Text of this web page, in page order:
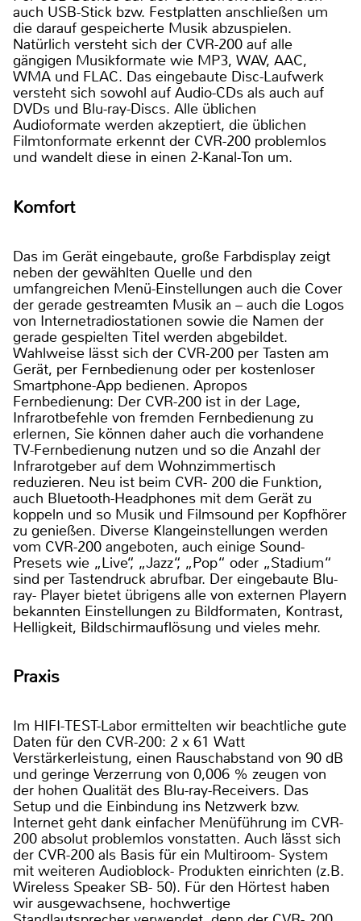
auch USB-Stick bzw. Festplatten anschließen um
die darauf gespeicherte Musik abzuspielen.
Natürlich versteht sich der CVR-200 auf alle
gängigen Musikformate wie MP3, WAV, AAC,
WMA und FLAC. Das eingebaute Disc-Laufwerk
versteht sich sowohl auf Audio-CDs als auch auf
DVDs und Blu-ray-Discs. Alle üblichen
Audioformate werden akzeptiert, die üblichen
Filmtonformate erkennt der CVR-200 problemlos
und wandelt diese in einen 2-Kanal-Ton um.
Komfort
Das im Gerät eingebaute, große Farbdisplay zeigt
neben der gewählten Quelle und den
umfangreichen Menü-Einstellungen auch die Cover
der gerade gestreamten Musik an – auch die Logos
von Internetradiostationen sowie die Namen der
gerade gespielten Titel werden abgebildet.
Wahlweise lässt sich der CVR-200 per Tasten am
Gerät, per Fernbedienung oder per kostenloser
Smartphone-App bedienen. Apropos
Fernbedienung: Der CVR-200 ist in der Lage,
Infrarotbefehle von fremden Fernbedienung zu
erlernen, Sie können daher auch die vorhandene
TV-Fernbedienung nutzen und so die Anzahl der
Infrarotgeber auf dem Wohnzimmertisch
reduzieren. Neu ist beim CVR- 200 die Funktion,
auch Bluetooth-Headphones mit dem Gerät zu
koppeln und so Musik und Filmsound per Kopfhörer
zu genießen. Diverse Klangeinstellungen werden
vom CVR-200 angeboten, auch einige Sound-
Presets wie „Live“, „Jazz“, „Pop“ oder „Stadium“
sind per Tastendruck abrufbar. Der eingebaute Blu-
ray- Player bietet übrigens alle von externen Playern
bekannten Einstellungen zu Bildformaten, Kontrast,
Helligkeit, Bildschirmauflösung und vieles mehr.
Praxis
Im HIFI-TEST-Labor ermittelten wir beachtliche gute
Daten für den CVR-200: 2 x 61 Watt
Verstärkerleistung, einen Rauschabstand von 90 dB
und geringe Verzerrung von 0,006 % zeugen von
der hohen Qualität des Blu-ray-Receivers. Das
Setup und die Einbindung ins Netzwerk bzw.
Internet geht dank einfacher Menüführung im CVR-
200 absolut problemlos vonstatten. Auch lässt sich
der CVR-200 als Basis für ein Multiroom- System
mit weiteren Audioblock- Produkten einrichten (z.B.
Wireless Speaker SB- 50). Für den Hörtest haben
wir ausgewachsene, hochwertige